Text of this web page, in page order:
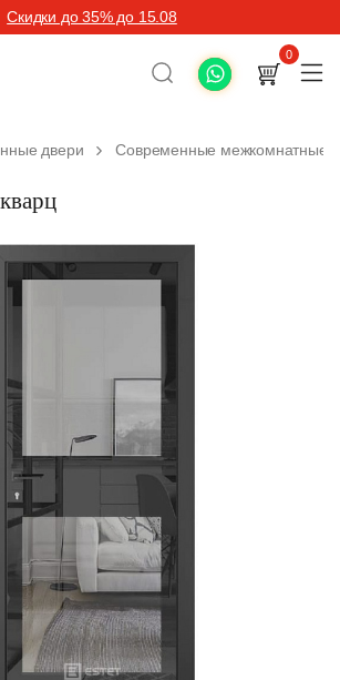
Скидки до 35% до 15.08
0
двери Современные межкомнатные